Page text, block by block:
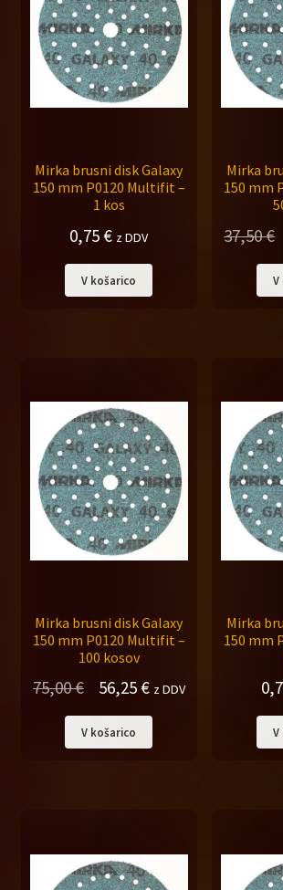
Mirka brusni disk Galaxy
150 mm P0120 Multifit –
1 kos
0,75 € z DDV
V košarico
Mirka
150 mm
37,50€
V
Mirka brusni disk Galaxy
150 mm P0120 Multifit –
100 kosov
75,00€
Izvirna
cena
je
56,25€Trenutna
cena
je:
z DDV
V košarico
Mirka
150 mm
V